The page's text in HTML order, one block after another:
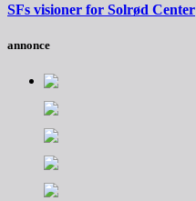
SFs visioner for Solrød Center
annonce